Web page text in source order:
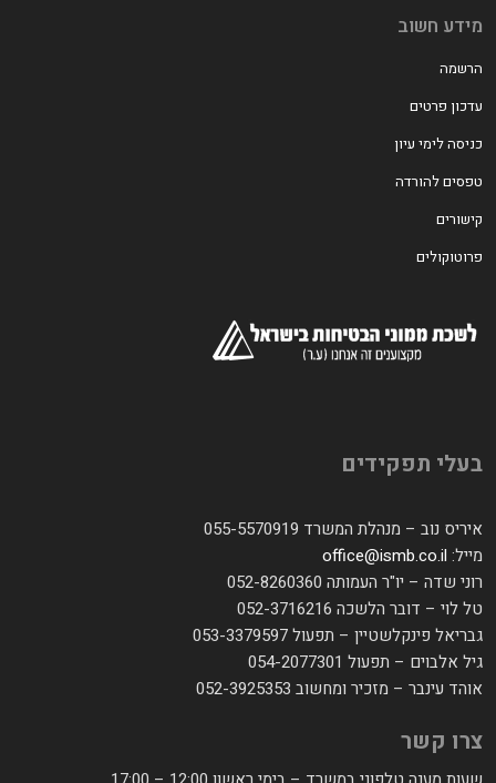
מידע חשוב
הרשמה
עדכון פרטים
כניסה לימי עיון
טפסים להורדה
קישורים
פרוטוקולים
בעלי תפקידים
איריס נוב – מנהלת המשרד 055-5570919
מייל: office@ismb.co.il
רוני שדה – יו"ר העמותה 052-8260360
טל לוי – דובר הלשכה 052-3716216
גבריאל פינקלשטיין – תפעול 053-3379597
גיל אלבוים – תפעול 054-2077301
אוהד עינבר – מזכיר ומחשוב 052-3925353
צרו קשר